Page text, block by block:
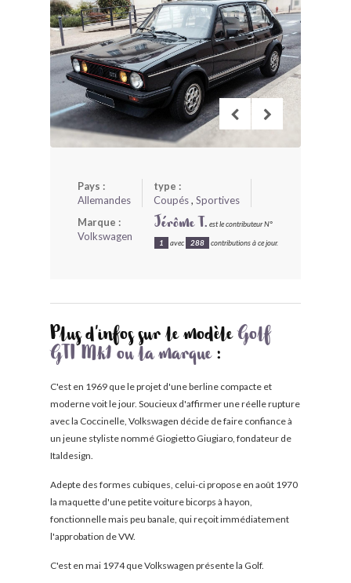
MODÈLES ET MARQUES
COMMENT FONCTIONNE BLV ?
Pays :
Allemandes
type :
Coupés, Sportives
Marque :
Volkswagen
Jérôme T. est le contributeur N°
1 avec 288 contributions à ce jour.
Plus d'infos sur le modèle Golf
GTI Mk1 ou la marque:
C'est en 1969 que le projet d'une berline compacte et
moderne voit le jour. Soucieux d'affirmer une réelle rupture
avec la Coccinelle, Volkswagen décide de faire confiance à
un jeune styliste nommé Giogietto Giugiaro, fondateur de
Italdesign.
Adepte des formes cubiques, celui-ci propose en août 1970
la maquette d'une petite voiture bicorps à hayon,
fonctionnelle mais peu banale, qui reçoit immédiatement
l'approbation de VW.
C'est en mai 1974 que Volkswagen présente la Golf.